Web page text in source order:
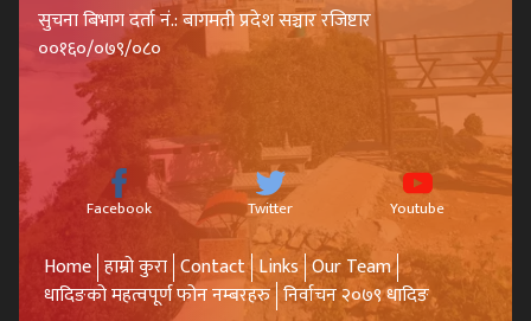
सुचना बिभाग दर्ता नं.: बागमती प्रदेश सञ्चार रजिष्टार
००१६०/०७९/०८०
Facebook Twitter Youtube
Home हाम्रो कुरा Contact Links Our Team
धादिङको महत्वपूर्ण फोन नम्बरहरु निर्वाचन २०७९ धादिङ